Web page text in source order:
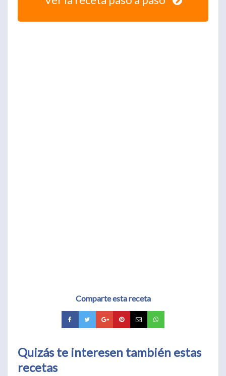
Comparte esta receta
Quizás te interesen también estas
recetas